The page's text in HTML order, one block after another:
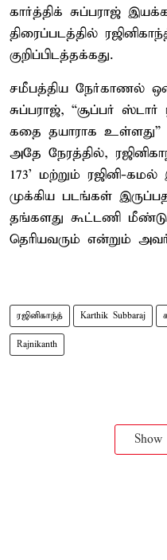
கார்த்திக் சுப்பராஜ்
திரைப்படத்தில்
குறிப்பிடத்தக்கது.
சமீபத்திய நேர்காணல்
சுப்பராஜ், “சூப்பர் ஸ்டார்
கதை தயாராக உள்ளது”
அதே நேரத்தில்,
173' மற்றும் ரஜினி-
முக்கிய படங்கள்
தங்களது கூட்டணி
தெரியவரும் என்றும் அவர்
ரஜினிகாந்த் Karthik Subbaraj
Rajnikanth
Show